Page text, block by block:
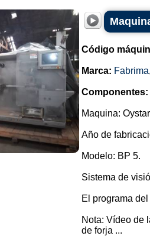
Código
Marca: Fabrima
Componentes:
Maquina:
Año de
Modelo: BP 5.
Sistema de
El programa
Nota: Vídeo de
de forja ...